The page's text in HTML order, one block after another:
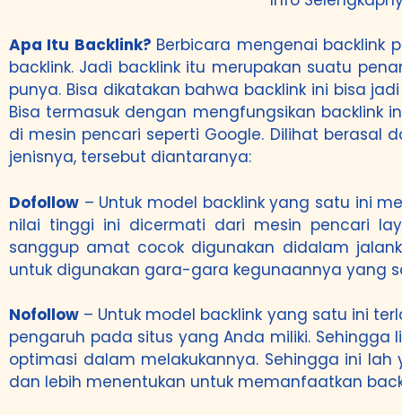
Apa Itu Backlink? Berbicara mengenai backlink
backlink. Jadi backlink itu merupakan suatu
punya. Bisa dikatakan bahwa backlink ini bisa
Bisa termasuk dengan mengfungsikan
di mesin pencari seperti Google. Dilihat
jenisnya, tersebut diantaranya:
Dofollow – Untuk model backlink yang satu ini
nilai tinggi ini dicermati dari mesin pencari
sanggup amat cocok digunakan didalam
untuk digunakan gara-gara kegunaannya yang
Nofollow – Untuk model backlink yang satu ini
pengaruh pada situs yang Anda miliki.
optimasi dalam melakukannya. Sehingga ini
dan lebih menentukan untuk memanfaatkan